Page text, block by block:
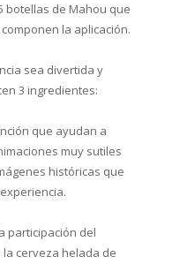
botellas de Mahou que
la aplicación.
sea divertida y
3 ingredientes:
que ayudan a
muy sutiles
históricas que
participación del
cerveza helada de